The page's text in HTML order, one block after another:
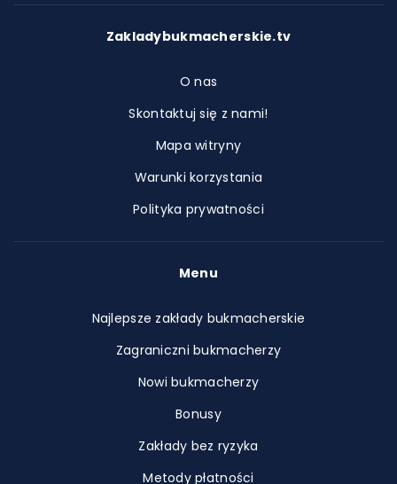
Zakladybukmacherskie.tv
O nas
Skontaktuj się z nami!
Mapa witryny
Warunki korzystania
Polityka prywatności
Menu
Najlepsze zakłady bukmacherskie
Zagraniczni bukmacherzy
Nowi bukmacherzy
Bonusy
Zakłady bez ryzyka
Metody płatności